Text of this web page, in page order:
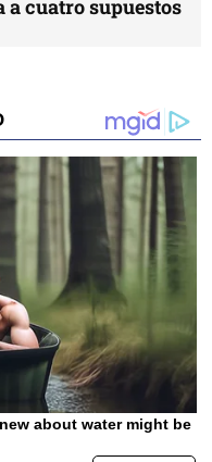
a cuatro supuestos